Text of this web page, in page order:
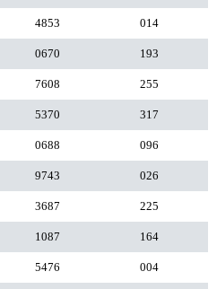
4853 014
0670 193
7608 255
5370 317
0688 096
9743 026
3687 225
1087 164
5476 004